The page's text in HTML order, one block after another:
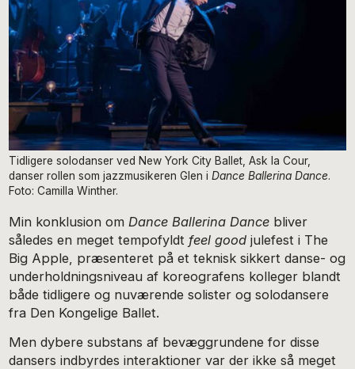
Tidligere solodanser ved New York City Ballet, Ask la Cour,
danser rollen som jazzmusikeren Glen iDance Ballerina Dance.
Foto: Camilla Winther.
Min konklusion om Dance Ballerina Dance bliver
således en meget tempofyldtfeel good julefest i The
Big Apple, præsenteret på et teknisk sikkert danse- og
underholdningsniveau af koreografens kolleger blandt
både tidligere og nuværende solister og solodansere
fra Den Kongelige Ballet.
Men dybere substans af bevæggrundene for disse
dansers indbyrdes interaktioner var der ikke så meget